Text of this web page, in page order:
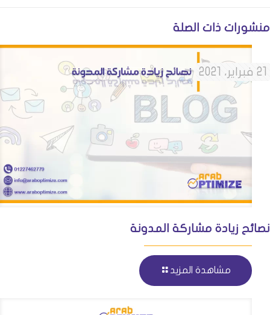
منشورات ذات الصلة
21 فبراير، 2021
نصائح زيادة مشاركة المدونة
مشاهدة المزيد